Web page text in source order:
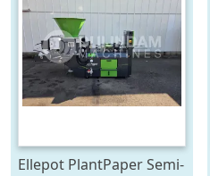
Ellepot PlantPaper Semi-